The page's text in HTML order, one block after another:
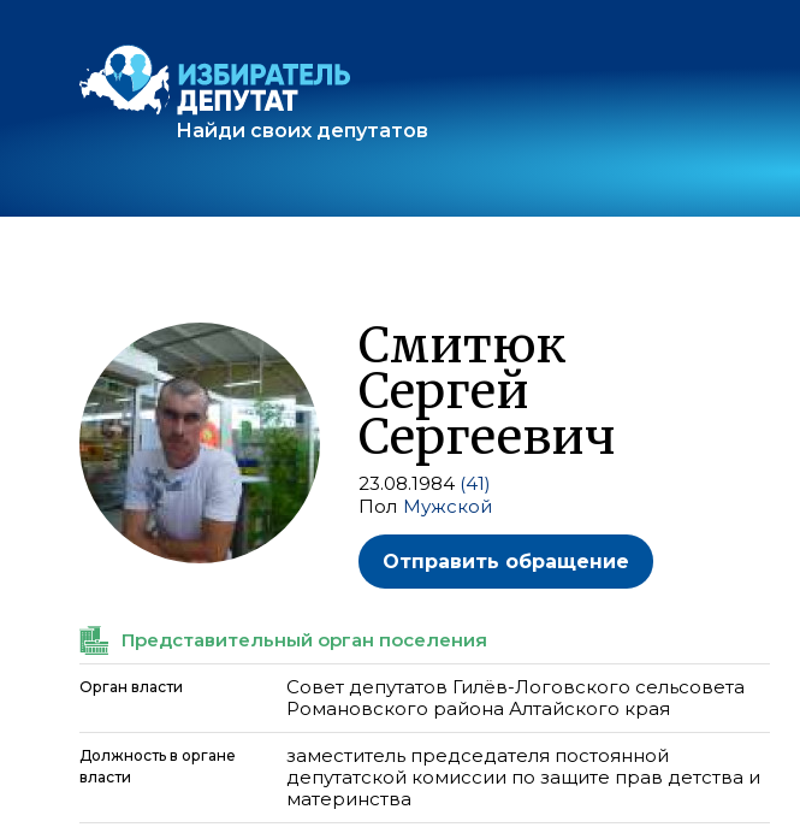
Найди своих депутатов
Смитюк
Сергей
Сергеевич
23.08.1984 (41)
Пол Мужской
Отправить обращение
Представительный орган поселения
Орган власти
Совет депутатов Гилёв-Логовского сельсовета
Романовского района Алтайского края
Должность в органе
власти
заместитель председателя постоянной
депутатской комиссии по защите прав детства и
материнства